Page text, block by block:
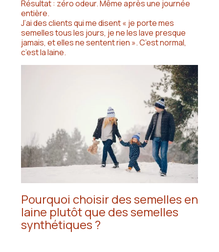
Résultat : zéro odeur. Même après une journée
entière.
J’ai des clients qui me disent « je porte mes
semelles tous les jours, je ne les lave presque
jamais, et elles ne sentent rien ». C’est normal,
c’est la laine.
Pourquoi choisir des semelles en
laine plutôt que des semelles
synthétiques ?